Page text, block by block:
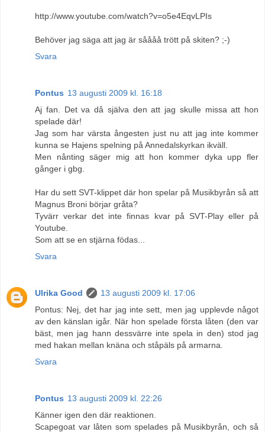
http://www.youtube.com/watch?v=o5e4EqvLPIs
Behöver jag säga att jag är såååå trött på skiten? ;-)
Svara
Pontus 13 augusti 2009 kl. 16:18
Aj fan. Det va då själva den att jag skulle missa att hon
spelade där!
Jag som har värsta ångesten just nu att jag inte kommer
kunna se Hajens spelning på Annedalskyrkan ikväll.
Men nånting säger mig att hon kommer dyka upp fler
gånger i gbg.
Har du sett SVT-klippet där hon spelar på Musikbyrån så att
Magnus Broni börjar gråta?
Tyvärr verkar det inte finnas kvar på SVT-Play eller på
Youtube.
Som att se en stjärna födas...
Svara
Ulrika Good
13 augusti 2009 kl. 17:06
Pontus: Nej, det har jag inte sett, men jag upplevde något
av den känslan igår. När hon spelade första låten (den var
bäst, men jag hann dessvärre inte spela in den) stod jag
med hakan mellan knäna och ståpäls på armarna.
Svara
Pontus 13 augusti 2009 kl. 22:26
Känner igen den där reaktionen.
Scapegoat var låten som spelades på Musikbyrån, och så